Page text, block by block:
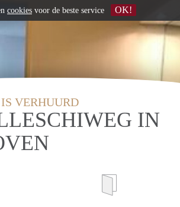
VERHUURD
IN
cookies voor de beste service OK!